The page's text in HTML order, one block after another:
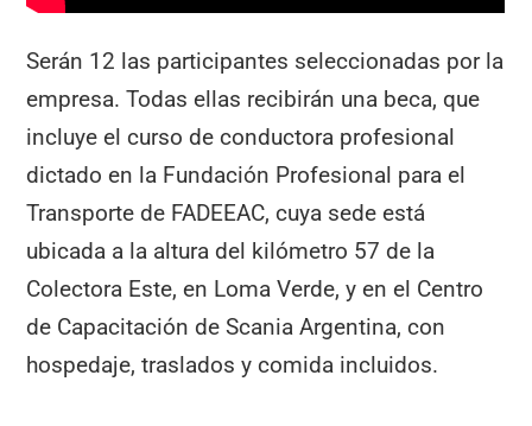
Serán 12 las participantes seleccionadas por la
empresa. Todas ellas recibirán una beca, que
incluye el curso de conductora profesional
dictado en la Fundación Profesional para el
Transporte de FADEEAC, cuya sede está
ubicada a la altura del kilómetro 57 de la
Colectora Este, en Loma Verde, y en el Centro
de Capacitación de Scania Argentina, con
hospedaje, traslados y comida incluidos.